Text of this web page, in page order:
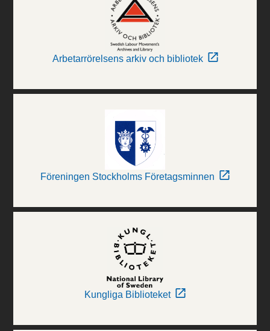
Arbetarrörelsens arkiv och bibliotek
Föreningen Stockholms Företagsminnen
Kungliga Biblioteket